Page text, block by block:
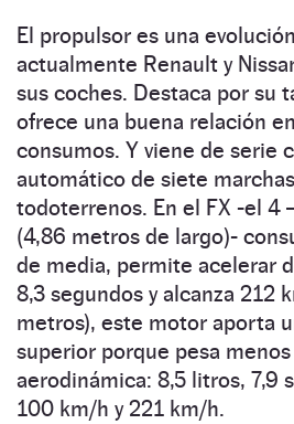
El propulsor es una
actualmente Renault y
sus coches. Destaca por su
ofrece una buena relación
consumos. Y viene de serie
automático de siete
todoterrenos. En el FX -el 4
(4,86 metros de largo)-
de media, permite acelerar
8,3 segundos y alcanza 212
metros), este motor aporta
superior porque pesa
aerodinámica: 8,5 litros, 7,9
100 km/h y 221 km/h.